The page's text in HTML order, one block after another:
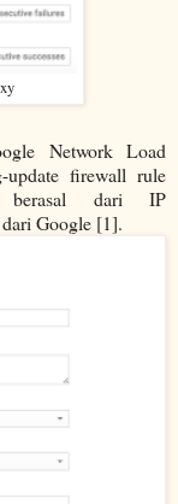
Network Load
update firewall rule
berasal dari IP
Google [1].